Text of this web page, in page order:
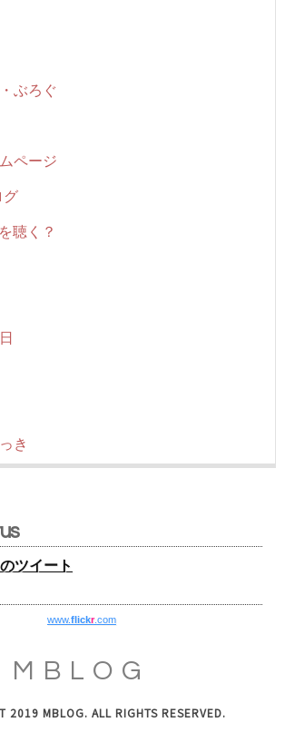
ぶろぐ
ページ
グ
聴く？
き
ツイート
www.flickr.com
MBLOG
2019 MBLOG. ALL RIGHTS RESERVED.